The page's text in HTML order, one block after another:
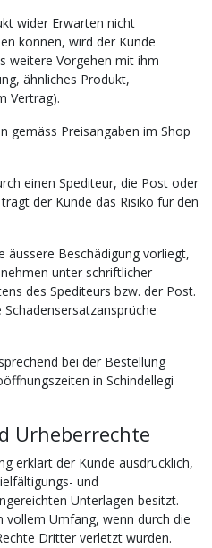
wider Erwarten nicht
können, wird der Kunde
weitere Vorgehen mit ihm
ähnliches Produkt,
Vertrag).
gemäss Preisangaben im Shop
einen Spediteur, die Post oder
der Kunde das Risiko für den
äussere Beschädigung vorliegt,
unter schriftlicher
des Spediteurs bzw. der Post.
bei der Bestellung
in Schindellegi
Urheberrechte
erklärt der Kunde ausdrücklich,
und
Unterlagen besitzt.
vollem Umfang, wenn durch die
Dritter verletzt wurden.